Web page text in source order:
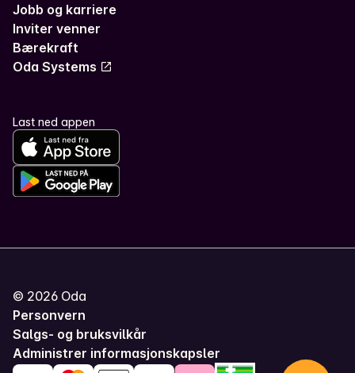
Jobb og karriere
Inviter venner
Bærekraft
Oda Systems
Last ned appen
© 2026 Oda
Personvern
Salgs- og bruksvilkår
Administrer informasjonskapsler